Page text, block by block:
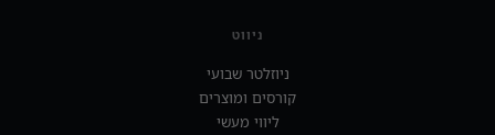
ניווט
ניוזלטר שבועי
קורסים ומוצרים
ליווי מעשי